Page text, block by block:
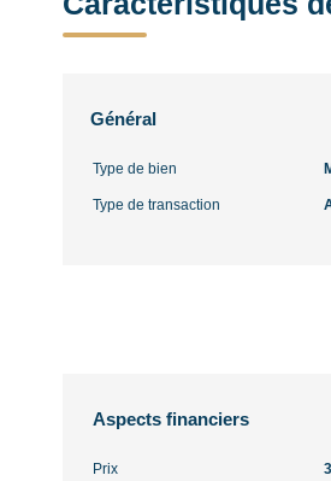
Général
Type de bien
Type de transaction
Aspects financiers
Prix